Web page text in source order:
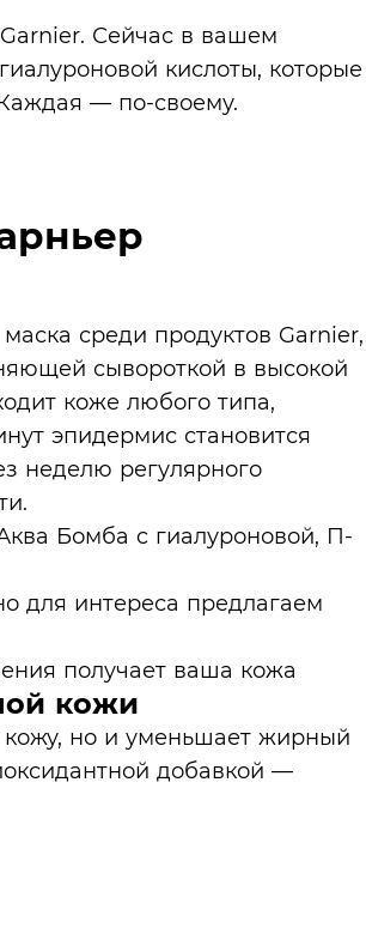
Сейчас в вашем
кислоты, которые
— по-своему.
среди продуктов Garnier,
сывороткой в высокой
коже любого типа,
эпидермис становится
неделю регулярного
для интереса предлагаем
кожи
кожу, но и уменьшает жирный
добавкой —